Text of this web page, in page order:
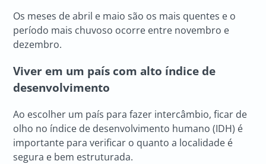
Os meses de abril e maio são os mais quentes e o
período mais chuvoso ocorre entre novembro e
dezembro.
Viver em um país com alto índice de
desenvolvimento
Ao escolher um país para fazer intercâmbio, ficar de
olho no índice de desenvolvimento humano (IDH) é
importante para verificar o quanto a localidade é
segura e bem estruturada.